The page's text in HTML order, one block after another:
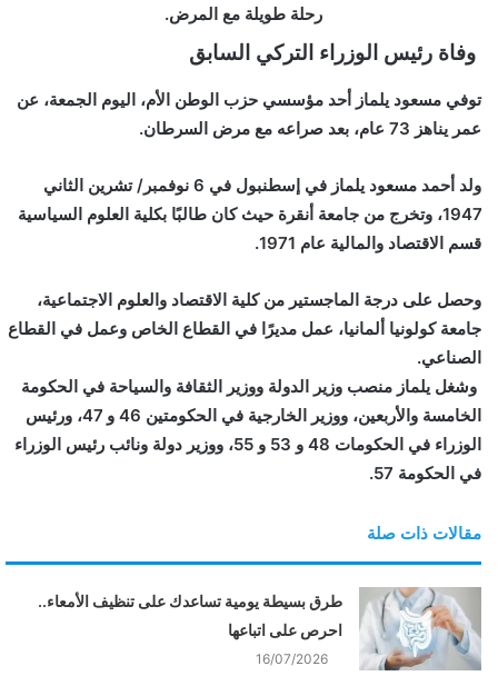
رحلة طويلة مع المرض.
وفاة رئيس الوزراء التركي السابق
توفي مسعود يلماز أحد مؤسسي حزب الوطن الأم، اليوم الجمعة، عن
عمر يناهز 73 عام، بعد صراعه مع مرض السرطان.
ولد أحمد مسعود يلماز في إسطنبول في 6 نوفمبر/ تشرين الثاني
1947، وتخرج من جامعة أنقرة حيث كان طالبًا بكلية العلوم السياسية
قسم الاقتصاد والمالية عام 1971.
وحصل على درجة الماجستير من كلية الاقتصاد والعلوم الاجتماعية،
جامعة كولونيا ألمانيا، عمل مديرًا في القطاع الخاص وعمل في القطاع
الصناعي.
وشغل يلماز منصب وزير الدولة ووزير الثقافة والسياحة في الحكومة
الخامسة والأربعين، ووزير الخارجية في الحكومتين 46 و 47، ورئيس
الوزراء في الحكومات 48 و 53 و 55، ووزير دولة ونائب رئيس الوزراء
في الحكومة 57.
مقالات ذات صلة
طرق بسيطة يومية تساعدك على تنظيف الأمعاء..
احرص على اتباعها
16/07/2026